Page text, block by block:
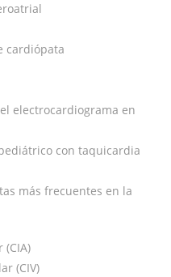
cardiópata
electrocardiograma en
con taquicardia
más frecuentes en la
(CIV)